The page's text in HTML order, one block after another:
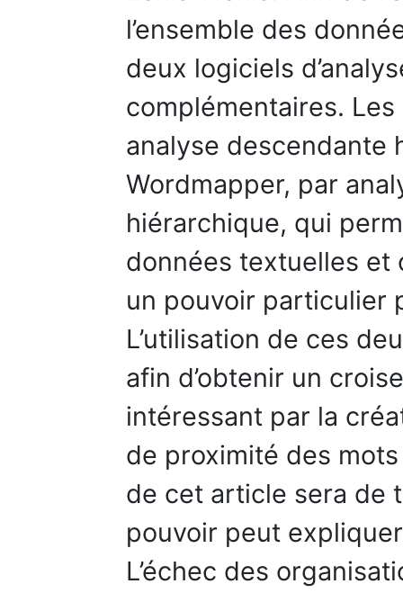
l’ensemble des
deux logiciels
complémentaires.
analyse descendante
Wordmapper, par
hiérarchique, qui
données textuelles et
un pouvoir particulier
L’utilisation de ces
afin d’obtenir un
intéressant par la
de proximité des
de cet article sera de
pouvoir peut
L’échec des